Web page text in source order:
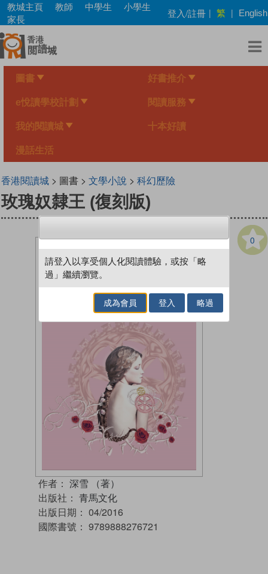
Skip
main
content
教城主頁 教師 中學生
小學生
家長
登入/註冊 | 繁 | English
圖書 好書推介
e悅讀學校計劃 閱讀服務
我的閱讀城 十本好讀
漫話生活
香港閱讀城> 圖書 > 文學小說 > 科幻歷險
玫瑰奴隸王 (復刻版)
0
作者： 深雪 （著）
出版社： 青馬文化
出版日期： 04/2016
國際書號： 9789888276721
請登入以享受個人化閱讀體驗，或按「略
過」繼續瀏覽。
成為會員 登入 略過